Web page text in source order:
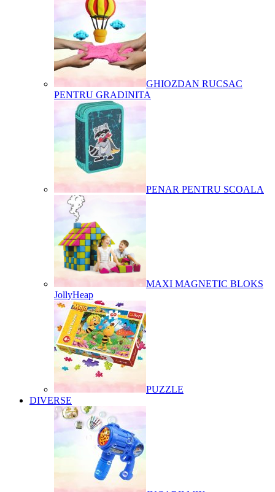
GHIOZDAN RUCSAC
PENTRU GRADINITA
PENAR PENTRU SCOALA
MAXI MAGNETIC BLOKS
JollyHeap
PUZZLE
DIVERSE